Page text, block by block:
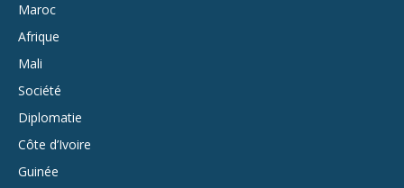
Maroc
Afrique
Mali
Société
Diplomatie
Côte d’Ivoire
Guinée